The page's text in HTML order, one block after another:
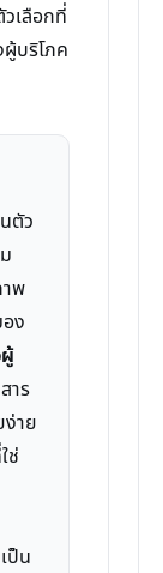
เลือกที่
บริโภค
ตัว
พ
ง
าร
ง่าย
ช่
ป็น